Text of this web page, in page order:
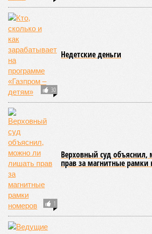
В нескольких станциях от уже сданного
леса» пайщики ЖК «Станция Л»
компании Capital Group начала
«Станция ожидания» для
В нескольких станциях от уже сданного
«Станция Л» продолжают ждать от компании
Пока в Ярославском районе СВАО дольщики
уже получают ключи – в мае 2026 года были
заключение о соответствии проектной
разрешение на ввод жилищного комплекса в
совсем недалеко, в паре станций метро
улице, картина, можно сказать, прямо